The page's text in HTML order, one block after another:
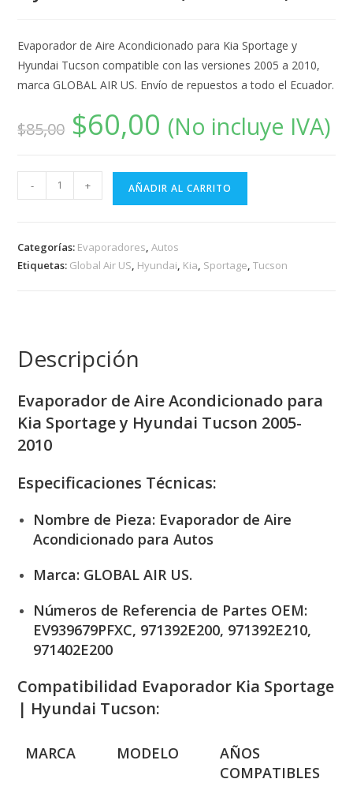
Evaporador de Aire Acondicionado para Kia Sportage y
Hyundai Tucson compatible con las versiones 2005 a 2010,
marca GLOBAL AIR US. Envío de repuestos a todo el Ecuador.
$85,00 $60,00 (No incluye IVA)
- + AÑADIR AL CARRITO
Categorías: Evaporadores,Autos
Etiquetas: Global Air US, Hyundai, Kia, Sportage,Tucson
Descripción
Evaporador de Aire Acondicionado para
Kia Sportage y Hyundai Tucson 2005-
2010
Especificaciones Técnicas:
Nombre de Pieza: Evaporador de Aire
Acondicionado para Autos
Marca: GLOBAL AIR US.
Números de Referencia de Partes OEM:
EV939679PFXC, 971392E200, 971392E210,
971402E200
Compatibilidad Evaporador Kia Sportage
| Hyundai Tucson:
MARCA MODELO
AÑOS
COMPATIBLES